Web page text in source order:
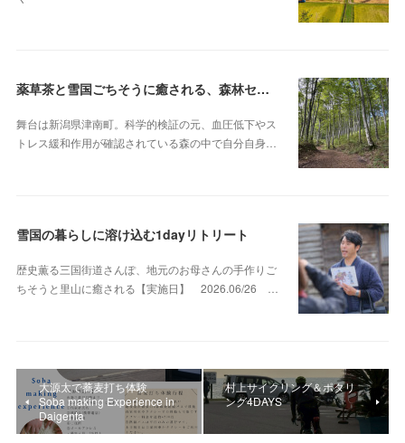
薬草茶と雪国ごちそうに癒される、森林セラピー日帰りツアー
舞台は新潟県津南町。科学的検証の元、血圧低下やス
トレス緩和作用が確認されている森の中で自分自身…
雪国の暮らしに溶け込む1dayリトリート
歴史薫る三国街道さんぽ、地元のお母さんの手作りご
ちそうと里山に癒される【実施日】 2026.06/26 …
大源太で蕎麦打ち体験
Soba making Experience in
Daigenta
村上サイクリング＆ポタリ
ング4DAYS